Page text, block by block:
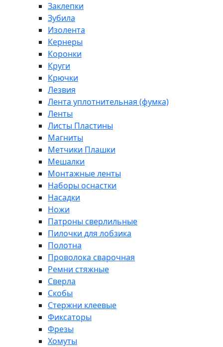
Заклепки
Зубила
Изолента
Кернеры
Коронки
Круги
Крючки
Лезвия
Лента уплотнительная (фумка)
Ленты
Листы Пластины
Магниты
Метчики Плашки
Мешалки
Монтажные ленты
Наборы оснастки
Насадки
Ножи
Патроны сверлильные
Пилочки для лобзика
Полотна
Проволока сварочная
Ремни стяжные
Сверла
Скобы
Стержни клеевые
Фиксаторы
Фрезы
Хомуты